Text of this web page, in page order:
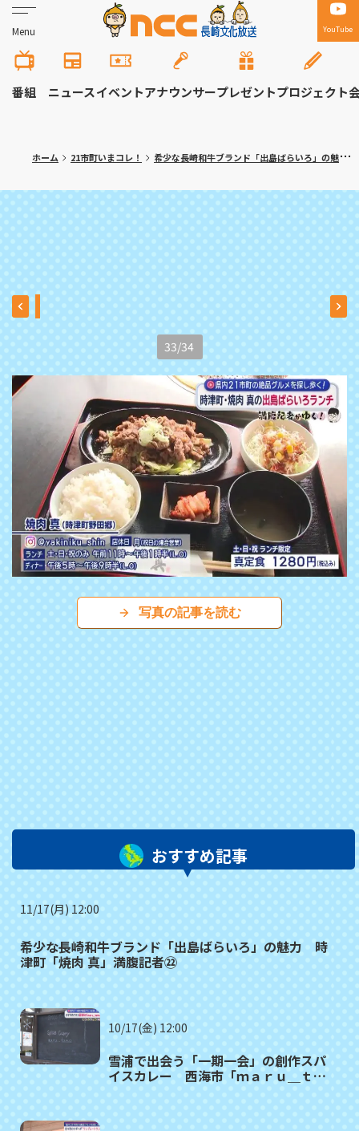
Menu YouTube
番組 ニュースイベントアナウンサープレゼントプロジェクト
ホーム 21市町いまコレ！ 希少な長崎和牛ブランド「出島ばらいろ」の魅力 時津町「焼肉 真」満腹記者㉒
33/34
写真の記事を読む
おすすめ記事
11/17(月) 12:00
希少な長崎和牛ブランド「出島ばらいろ」の魅力 時
津町「焼肉 真」満腹記者㉒
10/17(金) 12:00
雪浦で出会う「一期一会」の創作スパ
イスカレー 西海市「ｍａｒｕ＿ｔａ